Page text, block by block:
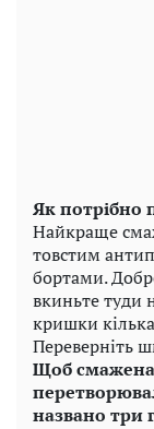
Як потрібно
Найкраще
товстим
бортами.
вкиньте туди
кришки
Переверніть
Щоб смажена
названо три